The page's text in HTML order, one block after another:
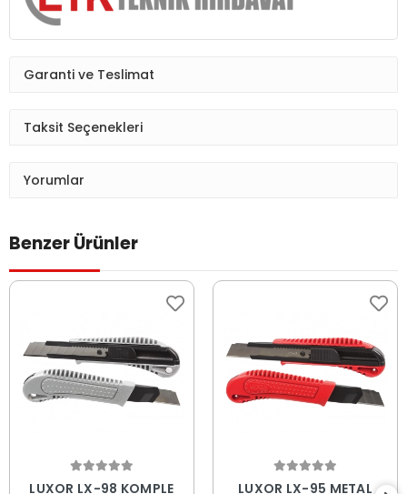
Garanti ve Teslimat
Taksit Seçenekleri
Yorumlar
Benzer Ürünler
LUXOR LX-98 KOMPLE
LUXOR LX-95 METAL